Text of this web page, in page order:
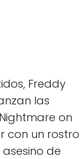
Freddy
las
on
con un rostro
asesino de